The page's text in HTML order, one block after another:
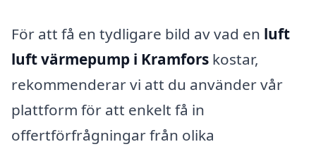
För att få en tydligare bild av vad en luft
luft värmepump i Kramfors kostar,
rekommenderar vi att du använder vår
plattform för att enkelt få in
offertförfrågningar från olika